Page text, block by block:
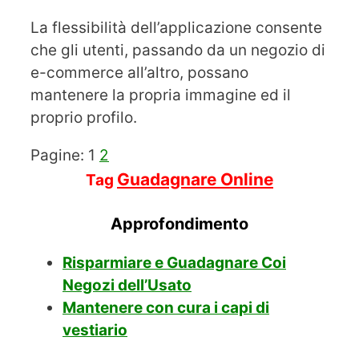
La flessibilità dell’applicazione consente
che gli utenti, passando da un negozio di
e-commerce all’altro, possano
mantenere la propria immagine ed il
proprio profilo.
Pagine: 1 2
Tag Guadagnare Online
Approfondimento
Risparmiare e Guadagnare Coi
Negozi dell’Usato
Mantenere con cura i capi di
vestiario